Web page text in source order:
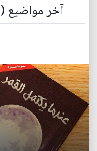
آخر مواضيع (